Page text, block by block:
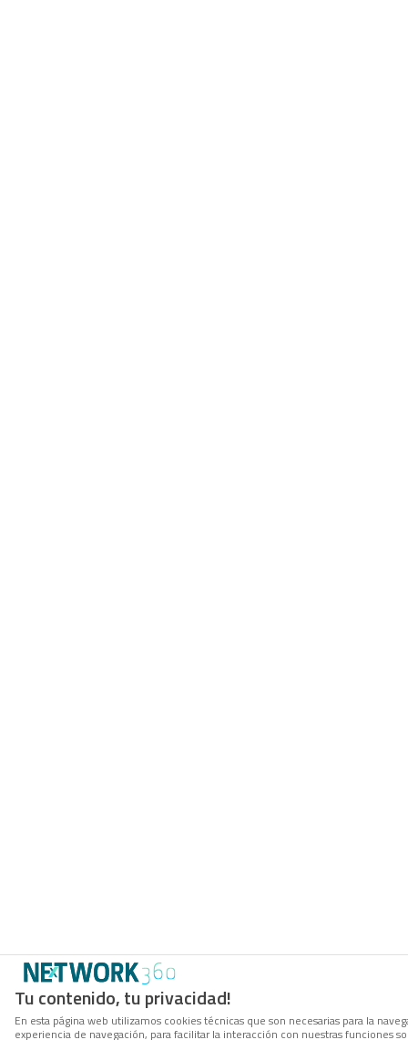
Tu contenido, tu privacidad!
En esta página web utilizamos cookies técnicas que son necesarias para la
experiencia de navegación, para facilitar la interacción con nuestras funciones